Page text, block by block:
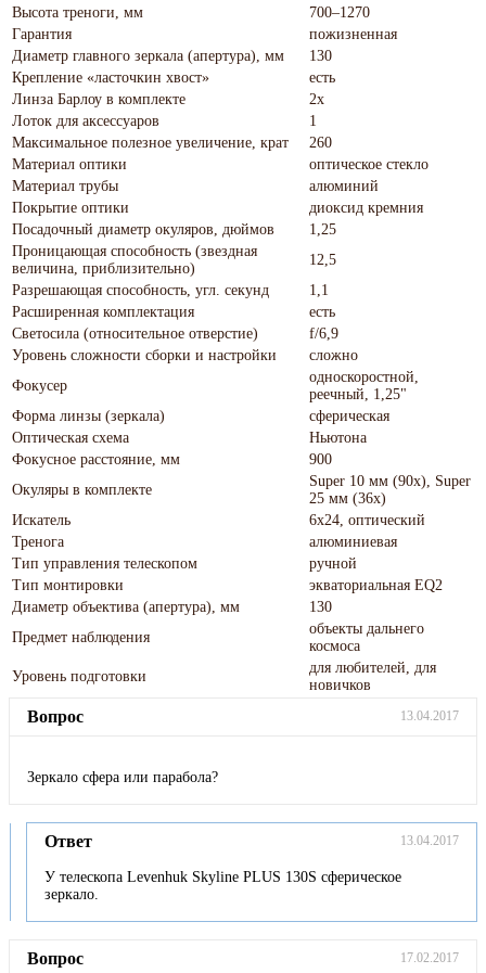
Высота треноги, мм
700–1270
Гарантия
пожизненная
Диаметр главного зеркала (апертура), мм
130
Крепление «ласточкин хвост»
есть
Линза Барлоу в комплекте
2x
Лоток для аксессуаров
1
Максимальное полезное увеличение, крат
260
Материал оптики
оптическое стекло
Материал трубы
алюминий
Покрытие оптики
диоксид кремния
Посадочный диаметр окуляров, дюймов
1,25
Проницающая способность (звездная
величина, приблизительно)
12,5
Разрешающая способность, угл. секунд
1,1
Расширенная комплектация
есть
Светосила (относительное отверстие)
f/6,9
Уровень сложности сборки и настройки
сложно
Фокусер
односкоростной,
реечный, 1,25"
Форма линзы (зеркала)
сферическая
Оптическая схема
Ньютона
Фокусное расстояние, мм
900
Окуляры в комплекте
Super 10 мм (90х), Super
25 мм (36х)
Искатель
6x24, оптический
Тренога
алюминиевая
Тип управления телескопом
ручной
Тип монтировки
экваториальная EQ2
Диаметр объектива (апертура), мм
130
Предмет наблюдения
объекты дальнего
космоса
Уровень подготовки
для любителей, для
новичков
Вопрос 13.04.2017
Зеркало сфера или парабола?
Ответ 13.04.2017
У телескопа Levenhuk Skyline PLUS 130S сферическое
зеркало.
Вопрос 17.02.2017